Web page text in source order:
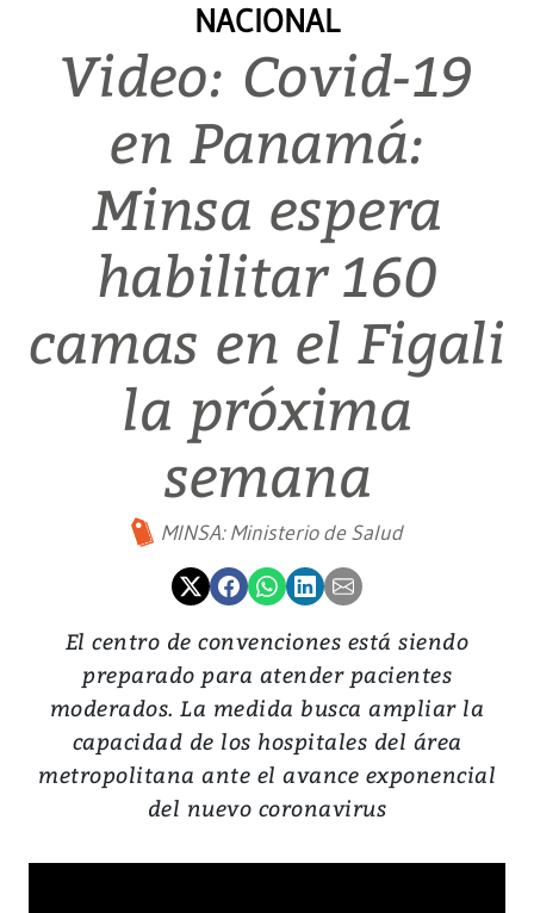
NACIONAL
Video: Covid-19
en Panamá:
Minsa espera
habilitar 160
camas en el Figali
la próxima
semana
MINSA: Ministerio de Salud
El centro de convenciones está siendo
preparado para atender pacientes
moderados. La medida busca ampliar la
capacidad de los hospitales del área
metropolitana ante el avance exponencial
del nuevo coronavirus